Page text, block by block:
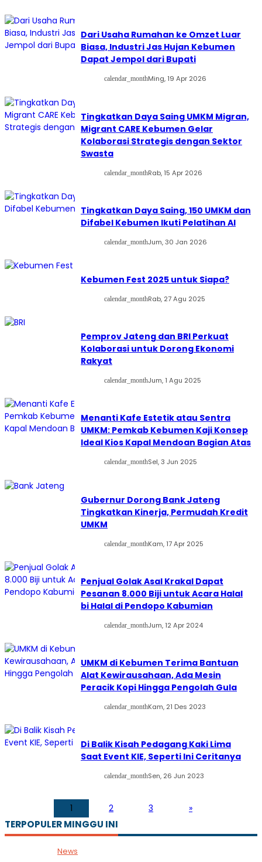
Dari Usaha Rumahan ke Omzet Luar
Biasa, Industri Jas Hujan Kebumen
Dapat Jempol dari Bupati
calendar_monthMing, 19 Apr 2026
Tingkatkan Daya Saing UMKM Migran,
Migrant CARE Kebumen Gelar
Kolaborasi Strategis dengan Sektor
Swasta
calendar_monthRab, 15 Apr 2026
Tingkatkan Daya Saing, 150 UMKM dan
Difabel Kebumen Ikuti Pelatihan AI
calendar_monthJum, 30 Jan 2026
Kebumen Fest 2025 untuk Siapa?
calendar_monthRab, 27 Agu 2025
Pemprov Jateng dan BRI Perkuat
Kolaborasi untuk Dorong Ekonomi
Rakyat
calendar_monthJum, 1 Agu 2025
Menanti Kafe Estetik atau Sentra
UMKM: Pemkab Kebumen Kaji Konsep
Ideal Kios Kapal Mendoan Bagian Atas
calendar_monthSel, 3 Jun 2025
Gubernur Dorong Bank Jateng
Tingkatkan Kinerja, Permudah Kredit
UMKM
calendar_monthKam, 17 Apr 2025
Penjual Golak Asal Krakal Dapat
Pesanan 8.000 Biji untuk Acara Halal
bi Halal di Pendopo Kabumian
calendar_monthJum, 12 Apr 2024
UMKM di Kebumen Terima Bantuan
Alat Kewirausahaan, Ada Mesin
Peracik Kopi Hingga Pengolah Gula
calendar_monthKam, 21 Des 2023
Di Balik Kisah Pedagang Kaki Lima
Saat Event KIE, Seperti Ini Ceritanya
calendar_monthSen, 26 Jun 2023
1 2 3 »
TERPOPULER MINGGU INI
News